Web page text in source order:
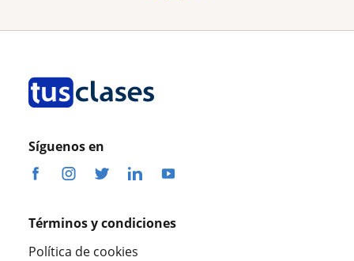
Síguenos en
Términos y condiciones
Política de cookies